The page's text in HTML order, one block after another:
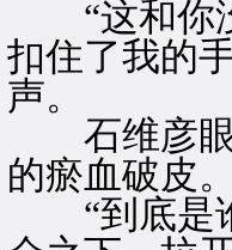
“这和你没
扣住了我的
声。
石维彦眼
的瘀血破皮。
“到底是谁